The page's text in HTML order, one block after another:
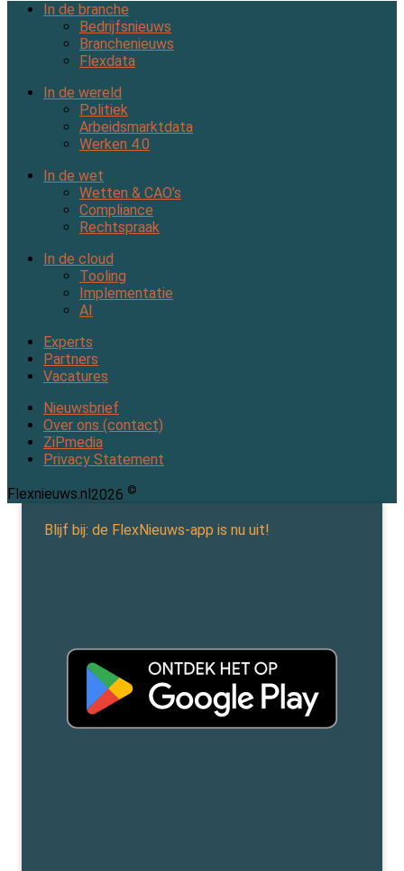
In de branche
Bedrijfsnieuws
Branchenieuws
Flexdata
In de wereld
Politiek
Arbeidsmarktdata
Werken 4.0
In de wet
Wetten & CAO’s
Compliance
Rechtspraak
In de cloud
Tooling
Implementatie
AI
Experts
Partners
Vacatures
Nieuwsbrief
Over ons (contact)
ZiPmedia
Privacy Statement
Flexnieuws.nl 2026 ©
Blijf bij: de FlexNieuws-app is nu uit!